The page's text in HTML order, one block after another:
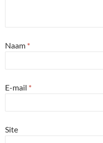
Naam *
E-mail *
Site